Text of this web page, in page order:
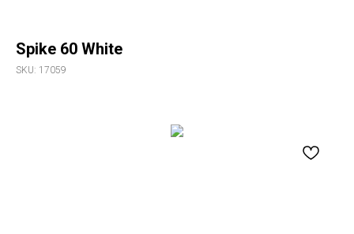
Spike 60 White
SKU: 17059